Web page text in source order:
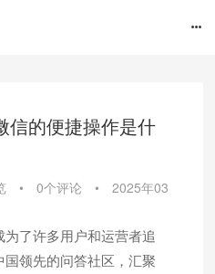
信的便捷操作是什
• 0个评论 •
2025年03
了许多用户和运营者追
领先的问答社区，汇聚